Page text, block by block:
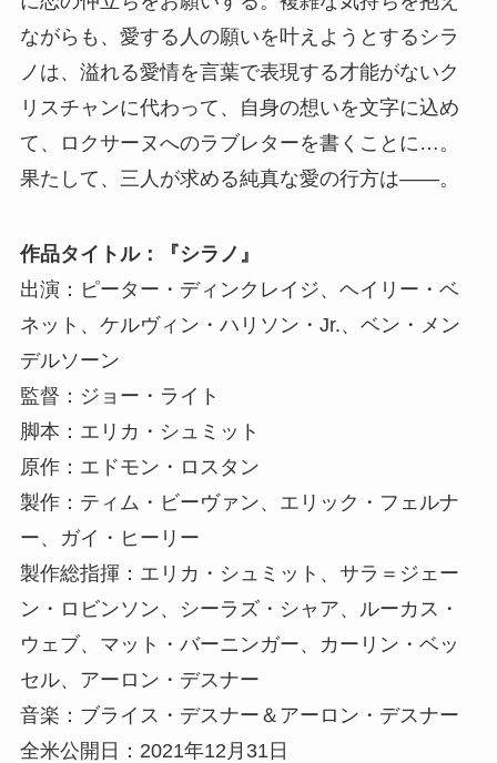
ながらも、愛する人の願いを叶えようとするシラ
ノは、溢れる愛情を言葉で表現する才能がないク
リスチャンに代わって、自身の想いを文字に込め
て、ロクサーヌへのラブレターを書くことに…。
果たして、三人が求める純真な愛の行方は――。
作品タイトル：『シラノ』
出演：ピーター・ディンクレイジ、ヘイリー・ベ
ネット、ケルヴィン・ハリソン・Jr.、ベン・メン
デルソーン
監督：ジョー・ライト
脚本：エリカ・シュミット
原作：エドモン・ロスタン
製作：ティム・ビーヴァン、エリック・フェルナ
ー、ガイ・ヒーリー
製作総指揮：エリカ・シュミット、サラ＝ジェー
ン・ロビンソン、シーラズ・シャア、ルーカス・
ウェブ、マット・バーニンガー、カーリン・ベッ
セル、アーロン・デスナー
音楽：ブライス・デスナー＆アーロン・デスナー
全米公開日：2021年12月31日